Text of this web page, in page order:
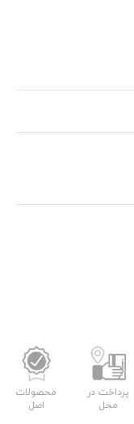
پرداخت در
محل
محصولات
اصل